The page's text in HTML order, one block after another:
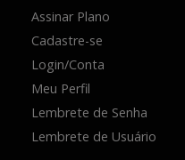
Assinar Plano
Cadastre-se
Login/Conta
Meu Perfil
Lembrete de Senha
Lembrete de Usuário